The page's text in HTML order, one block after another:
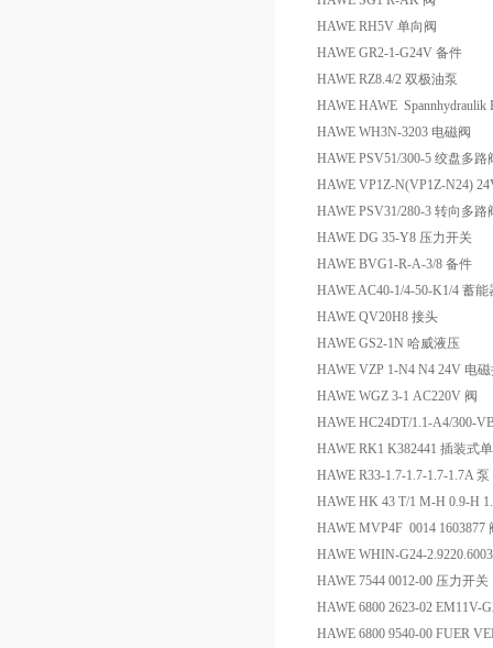
HAWE RH5V 单向阀
HAWE GR2-1-G24V 备件
HAWE RZ8.4/2 双极油泵
HAWE HAWE Spannhydraulik
HAWE WH3N-3203 电磁阀
HAWE PSV51/300-5 绞盘多路
HAWE VP1Z-N(VP1Z-N24)
HAWE PSV31/280-3 转向多路
HAWE DG 35-Y8 压力开关
HAWE BVG1-R-A-3/8 备件
HAWE AC40-1/4-50-K1/4 蓄能
HAWE QV20H8 接头
HAWE GS2-1N 哈威液压
HAWE VZP 1-N4 N4 24V 电
HAWE WGZ 3-1 AC220V 阀
HAWE HC24DT/1.1-A4/300-
HAWE RK1 K382441 插装式
HAWE R33-1.7-1.7-1.7-1.7A 泵
HAWE HK 43 T/1 M-H 0.9-H
HAWE MVP4F 0014 1603877
HAWE WHIN-G24-
HAWE 7544 0012-00 压力开关
HAWE 6800 2623-02 EM11V-
HAWE 6800 9540-00 FUER